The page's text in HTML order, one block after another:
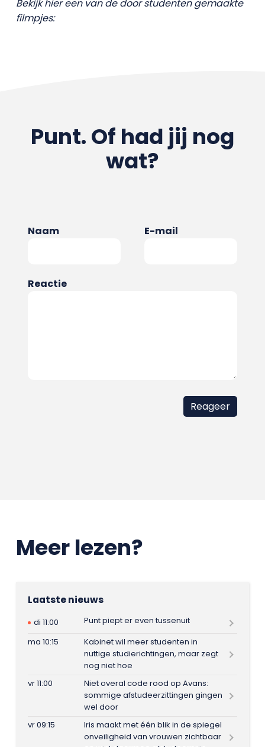
Bekijk hier een van de door studenten gemaakte
filmpjes:
Punt. Of had jij nog
wat?
Naam E-mail
Reactie
Meer lezen?
Laatste nieuws
di 11:00
Punt piept er even tussenuit
ma 10:15
Kabinet wil meer studenten in
nuttige studierichtingen, maar zegt
nog niet hoe
vr 11:00
Niet overal code rood op Avans:
sommige afstudeerzittingen gingen
wel door
vr 09:15
Iris maakt met één blik in de spiegel
onveiligheid van vrouwen zichtbaar